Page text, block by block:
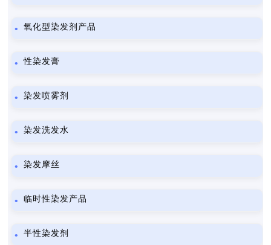
氧化型染发剂产品
性染发膏
染发喷雾剂
染发洗发水
染发摩丝
临时性染发产品
半性染发剂